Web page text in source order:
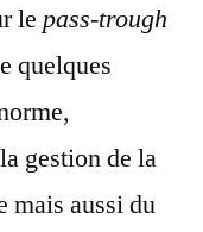
le pass-trough
quelques
gestion de la
mais aussi du